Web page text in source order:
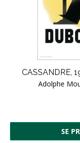
CASSANDRE,
Adolphe
SE